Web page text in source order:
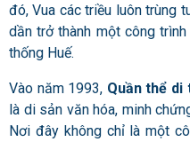
đó, Vua các triều luôn trùng
dần trở thành một công
thống Huế.
Vào năm 1993, Quần thể di
là di sản văn hóa, minh
Nơi đây không chỉ là một